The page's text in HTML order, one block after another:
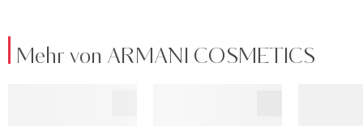
Mehr von ARMANI COSMETICS